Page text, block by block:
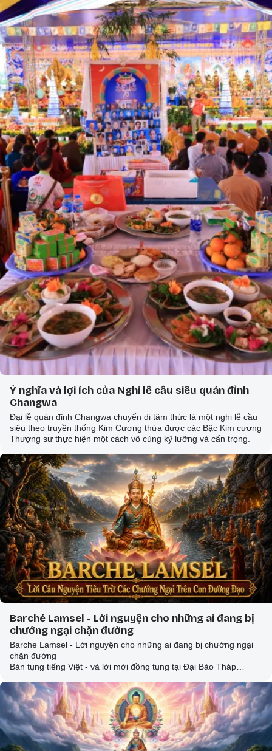
Ý nghĩa và lợi ích của Nghi lễ cầu siêu quán đỉnh
Changwa
Đại lễ quán đỉnh Changwa chuyển di tâm thức là một nghi lễ cầu
siêu theo truyền thống Kim Cương thừa được các Bậc Kim cương
Thượng sư thực hiện một cách vô cùng kỹ lưỡng và cẩn trọng.
Barché Lamsel - Lời nguyện cho những ai đang bị
chướng ngại chặn đường
Barche Lamsel - Lời nguyện cho những ai đang bị chướng ngại
chặn đường
Bản tụng tiếng Việt - và lời mời đồng tụng tại Đại Bảo Tháp